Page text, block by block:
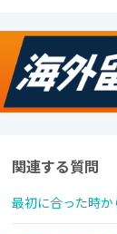
関連する質問
最初に合った時